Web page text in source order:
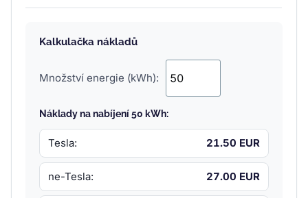
Kalkulačka nákladů
Množství energie (kWh):
Náklady na nabíjení 50 kWh:
Tesla: 21.50 EUR
ne-Tesla: 27.00 EUR